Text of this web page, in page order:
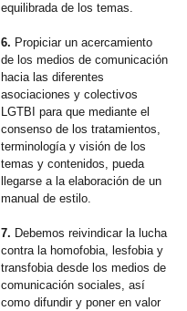
equilibrada de los temas.
6. Propiciar un acercamiento
de los medios de comunicación
hacia las diferentes
asociaciones y colectivos
LGTBI para que mediante el
consenso de los tratamientos,
terminología y visión de los
temas y contenidos, pueda
llegarse a la elaboración de un
manual de estilo.
7. Debemos reivindicar la lucha
contra la homofobia, lesfobia y
transfobia desde los medios de
comunicación sociales, así
como difundir y poner en valor